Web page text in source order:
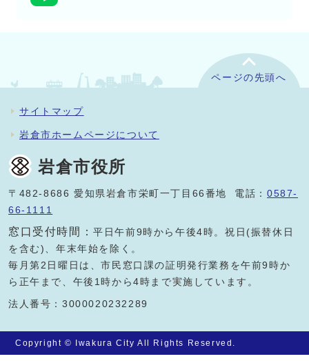
ページの先頭へ
サイトマップ
岩倉市ホームページについて
岩倉市役所
〒482-8686 愛知県岩倉市栄町一丁目66番地 電話：0587-
66-1111
窓口受付時間：平日午前9時から午後4時。祝日(振替休日
を含む)、年末年始を除く。
毎月第2日曜日は、市民窓口課の証明発行業務を午前9時か
ら正午まで、午後1時から4時まで実施しています。
法人番号：3000020232289
Copyright © Iwakura City All Rights Reserved.